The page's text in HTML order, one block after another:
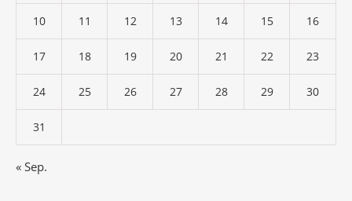
10 11 12 13 14 15 16
17 18 19 20 21 22 23
24 25 26 27 28 29 30
31
« Sep.